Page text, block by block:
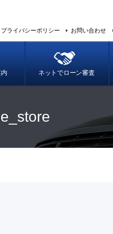
プライバシーポリシー お問い合わせ
ネットでローン審査